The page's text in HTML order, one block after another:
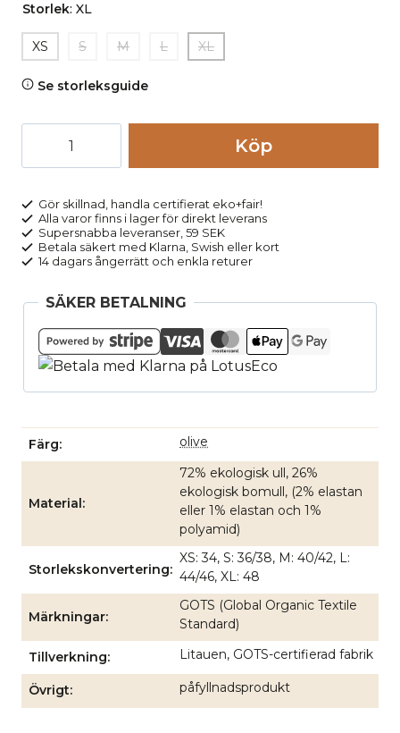
Storlek: XL
XS S M L XL
Se storleksguide
mörkgrön
melerad
mängd
Köp
Gör skillnad, handla certifierat eko+fair!
Alla varor finns i lager för direkt leverans
Supersnabba leveranser, 59 SEK
Betala säkert med Klarna, Swish eller kort
14 dagars ångerrätt och enkla returer
SÄKER BETALNING
Färg olive
Material
72% ekologisk ull, 26%
ekologisk bomull, (2% elastan
eller 1% elastan och 1%
polyamid)
Storlekskonvertering
XS: 34, S: 36/38, M: 40/42, L:
44/46, XL: 48
Märkningar
GOTS (Global Organic Textile
Standard)
Tillverkning Litauen, GOTS-certifierad fabrik
Övrigt påfyllnadsprodukt